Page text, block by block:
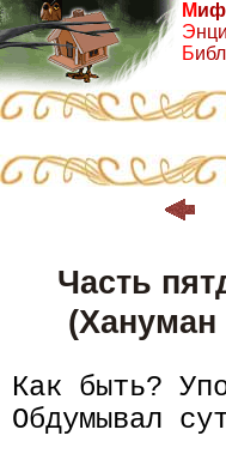
М
Э
Б
Часть
(Хануман
Как быть?
Обдумывал